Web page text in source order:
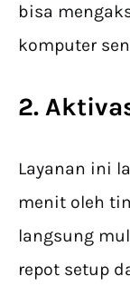
bisa
komputer
2.
Layanan ini
menit oleh
langsung
repot setup